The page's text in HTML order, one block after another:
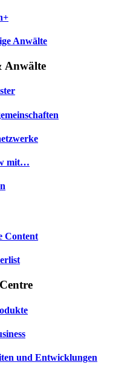
Anwälte
Anwälte
mit…
Content
und Entwicklungen